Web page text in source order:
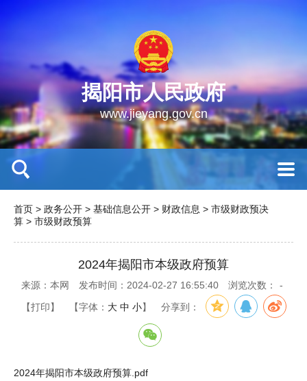
揭阳市人民政府
www.jieyang.gov.cn
首页 > 政务公开 > 基础信息公开 > 财政信息 > 市级财政预决
算 > 市级财政预算
2024年揭阳市本级政府预算
来源：本网 发布时间：2024-02-27 16:55:40 浏览次数： -
【打印】 【字体： 大 中 小】 分享到：
2024年揭阳市本级政府预算.pdf